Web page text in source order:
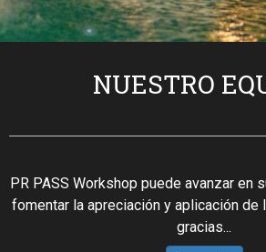
NUESTRO
PR PASS Workshop puede avanzar en
fomentar la apreciación y aplicación
gracias...